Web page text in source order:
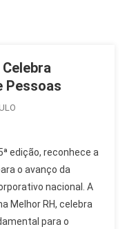
Pessoas
edição, reconhece a
o avanço da
nacional. A
Melhor RH, celebra
para o